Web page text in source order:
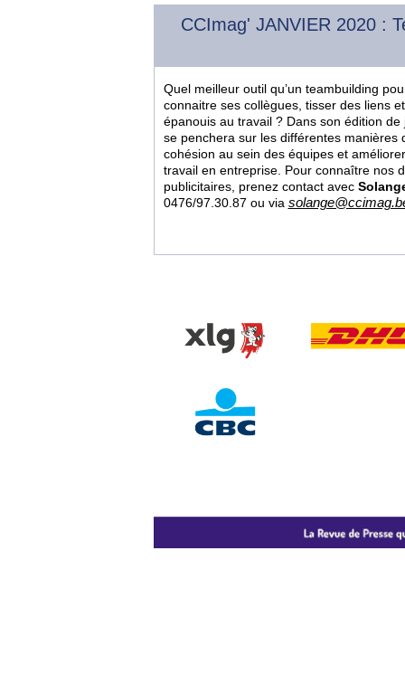
CCImag' JANVIER 2020 :
Quel meilleur outil qu’un teambuilding
connaitre ses collègues, tisser des liens
épanouis au travail ? Dans son édition de
se penchera sur les différentes manières
cohésion au sein des équipes et
travail en entreprise. Pour connaître nos
publicitaires, prenez contact avec
0476/97.30.87 ou via